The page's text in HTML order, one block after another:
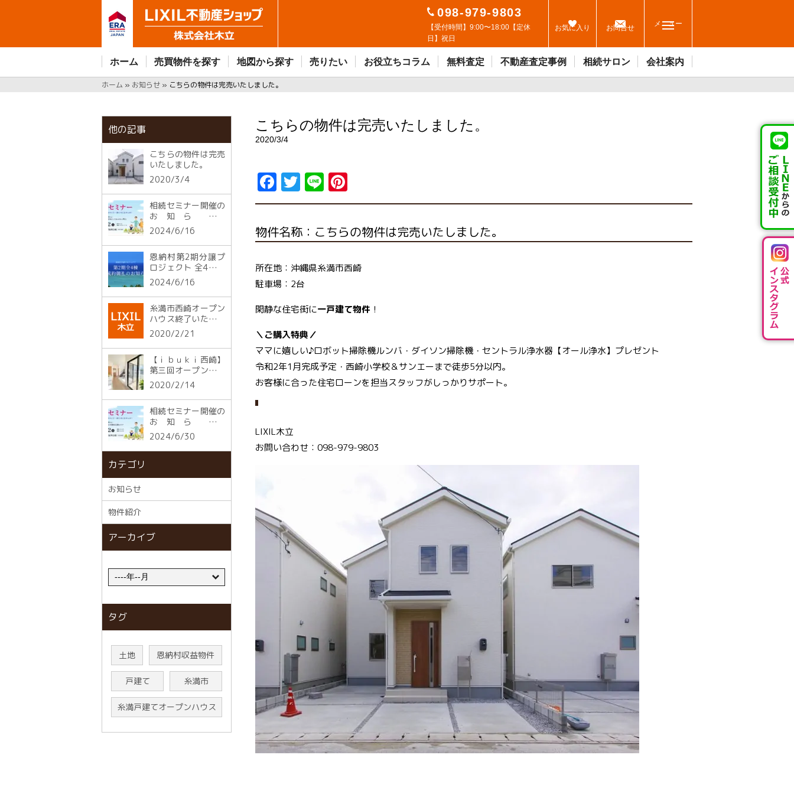
098-979-9803
【受付時間】9:00〜18:00【定休
日】祝日
お気に入り お問合せ メニュー
ホーム 売買物件を探す 地図から探す 売りたい お役立ちコラム 無料査定 不動産査定事例 相続サロン 会社案内
ホーム » お知らせ » こちらの物件は完売いたしました。
こちらの物件は完売いたしました。
2020/3/4
F
a
ce
b
o
o
k
T
w
t
er
Li
n
e
n
er
e
st
物件名称：こちらの物件は完売いたしました。
所在地：沖縄県糸満市西崎
駐車場：2台
閑静な住宅街に一戸建て物件 ！
＼ご購入特典／
ママに嬉しい♪ロボット掃除機ルンバ・ダイソン掃除機・セントラル浄水器【オール浄水】プレゼント
令和2年1月完成予定・西崎小学校＆サンエーまで徒歩5分以内。
お客様に合った住宅ローンを担当スタッフがしっかりサポート。
LIXIL木立
お問い合わせ：098-979-9803
他の記事
こちらの物件は完売
いたしました。
2020/3/4
相続セミナー開催の
お知らせ【
6/22(土) 】
2024/6/16
恩納村第2期分譲プ
ロジェクト 全4棟ご
成約御礼
2024/6/16
糸満市西崎オープン
ハウス終了いたしま
した！
2020/2/21
【ｉｂｕｋｉ西崎】
第三回オープンハウ
ス開催！：このイベ
ントは終了しまし
た。
2020/2/14
相続セミナー開催の
お知らせ【
8/22(木) 】
2024/6/30
カテゴリ
お知らせ
物件紹介
アーカイブ
タグ
土地 恩納村収益物件
戸建て 糸満市
糸満戸建てオープンハウス